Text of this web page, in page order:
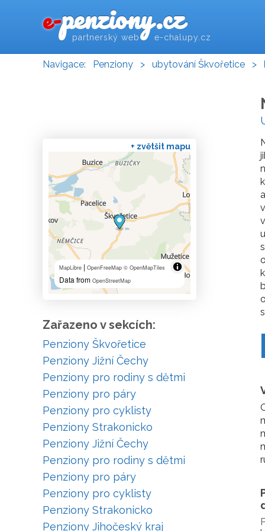
e-penziony.cz
partnerský web e-chalupy.cz
Navigace: Penziony > ubytování Škvořetice >
+ zvětšit mapu
MapLibre | OpenFreeMap © OpenMapTiles
Data from OpenStreetMap
Zařazeno v sekcích:
Penziony Škvořetice
Penziony Jižní Čechy
Penziony pro rodiny s dětmi
Penziony pro páry
Penziony pro cyklisty
Penziony Strakonicko
Penziony Jižní Čechy
Penziony pro rodiny s dětmi
Penziony pro páry
Penziony pro cyklisty
Penziony Strakonicko
Penziony Jihočeský kraj